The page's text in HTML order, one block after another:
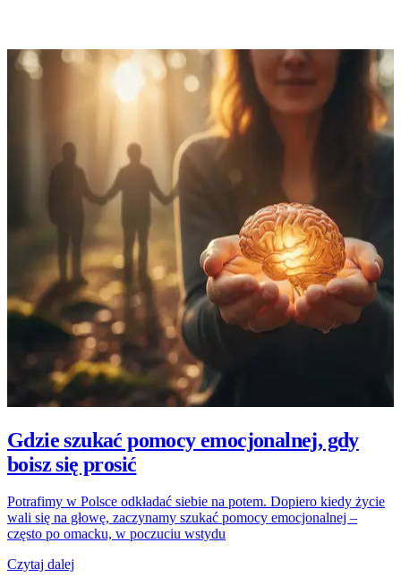
Gdzie szukać pomocy emocjonalnej, gdy
boisz się prosić
Potrafimy w Polsce odkładać siebie na potem. Dopiero kiedy życie
wali się na głowę, zaczynamy szukać pomocy emocjonalnej –
często po omacku, w poczuciu wstydu
Czytaj dalej